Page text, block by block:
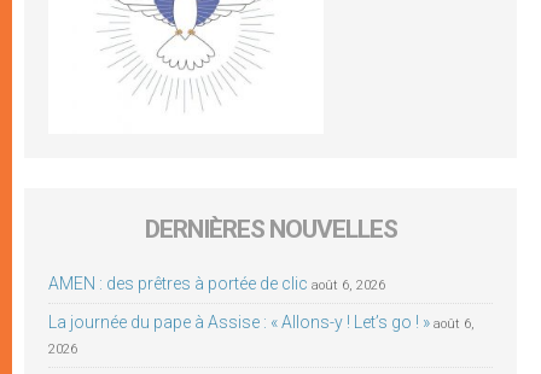
DERNIÈRES NOUVELLES
AMEN : des prêtres à portée de clic août 6, 2026
La journée du pape à Assise : « Allons-y ! Let’s go ! » août 6,
2026